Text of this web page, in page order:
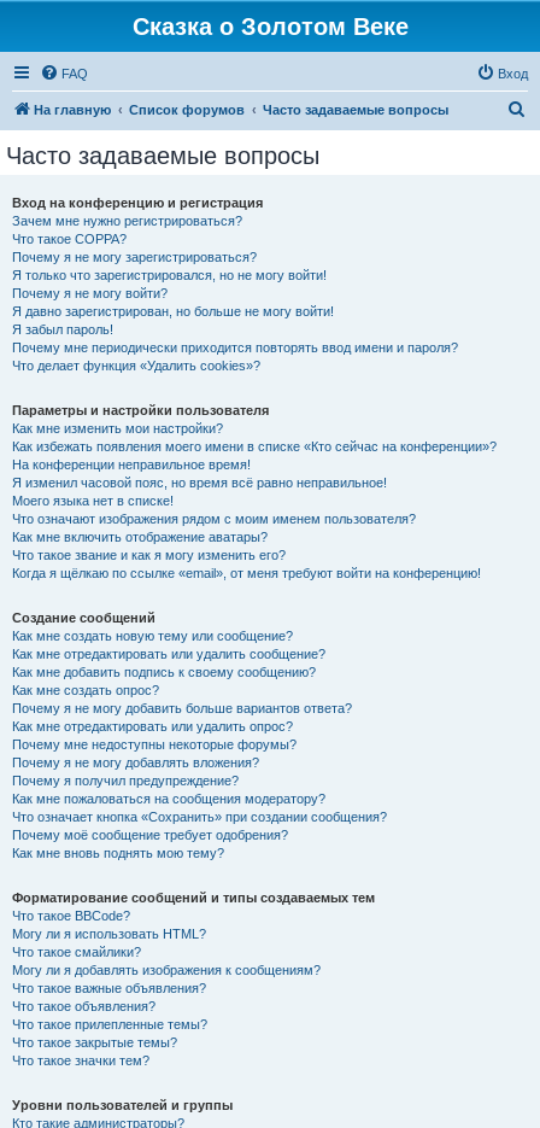
Сказка о Золотом Веке
FAQ Вход
На главную Список форумов Часто задаваемые вопросы
Часто задаваемые вопросы
Вход на конференцию и регистрация
Зачем мне нужно регистрироваться?
Что такое COPPA?
Почему я не могу зарегистрироваться?
Я только что зарегистрировался, но не могу войти!
Почему я не могу войти?
Я давно зарегистрирован, но больше не могу войти!
Я забыл пароль!
Почему мне периодически приходится повторять ввод имени и пароля?
Что делает функция «Удалить cookies»?
Параметры и настройки пользователя
Как мне изменить мои настройки?
Как избежать появления моего имени в списке «Кто сейчас на конференции»?
На конференции неправильное время!
Я изменил часовой пояс, но время всё равно неправильное!
Моего языка нет в списке!
Что означают изображения рядом с моим именем пользователя?
Как мне включить отображение аватары?
Что такое звание и как я могу изменить его?
Когда я щёлкаю по ссылке «email», от меня требуют войти на конференцию!
Создание сообщений
Как мне создать новую тему или сообщение?
Как мне отредактировать или удалить сообщение?
Как мне добавить подпись к своему сообщению?
Как мне создать опрос?
Почему я не могу добавить больше вариантов ответа?
Как мне отредактировать или удалить опрос?
Почему мне недоступны некоторые форумы?
Почему я не могу добавлять вложения?
Почему я получил предупреждение?
Как мне пожаловаться на сообщения модератору?
Что означает кнопка «Сохранить» при создании сообщения?
Почему моё сообщение требует одобрения?
Как мне вновь поднять мою тему?
Форматирование сообщений и типы создаваемых тем
Что такое BBCode?
Могу ли я использовать HTML?
Что такое смайлики?
Могу ли я добавлять изображения к сообщениям?
Что такое важные объявления?
Что такое объявления?
Что такое прилепленные темы?
Что такое закрытые темы?
Что такое значки тем?
Уровни пользователей и группы
Кто такие администраторы?